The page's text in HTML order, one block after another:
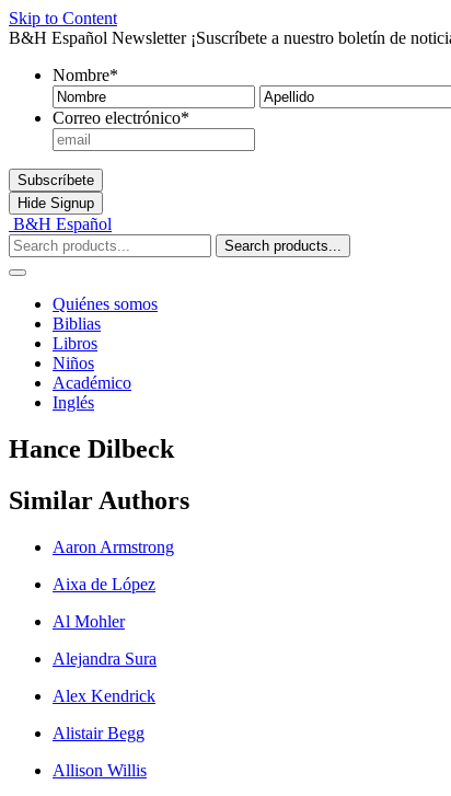
Skip to Content
B&H Español Newsletter ¡Suscríbete a nuestro boletín de
Nombre*
Nombre
Correo electrónico*
Subscríbete
Hide Signup
B&H Español
Search products...
Quiénes somos
Biblias
Libros
Niños
Académico
Inglés
Hance Dilbeck
Similar Authors
Aaron Armstrong
Aixa de López
Al Mohler
Alejandra Sura
Alex Kendrick
Alistair Begg
Allison Willis